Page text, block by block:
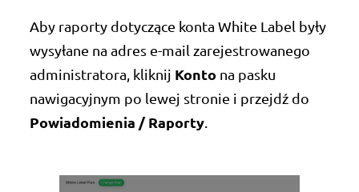
Aby raporty dotyczące konta White Label były
wysyłane na adres e-mail zarejestrowanego
administratora, kliknij Konto na pasku
nawigacyjnym po lewej stronie i przejdź do
Powiadomienia / Raporty.